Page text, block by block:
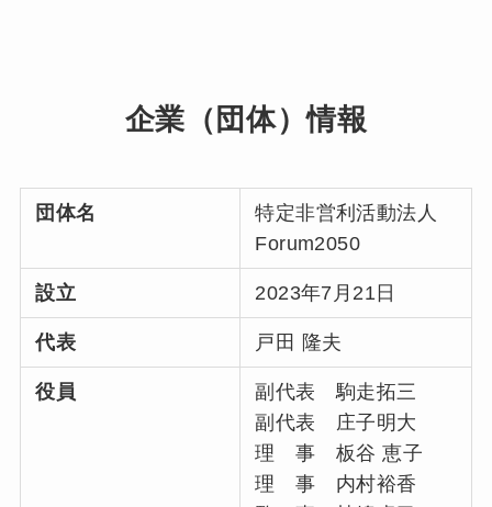
企業（団体）情報
団体名
特定非営利活動法人
Forum2050
設立 2023年7月21日
代表 戸田 隆夫
役員
副代表 駒走拓三
副代表 庄子明大
理 事 板谷 恵子
理 事 内村裕香